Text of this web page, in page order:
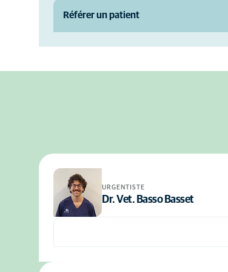
Référer un patient
URGENTISTE
Dr. Vet. Basso Basset